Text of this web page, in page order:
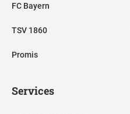
FC Bayern
TSV 1860
Promis
Services